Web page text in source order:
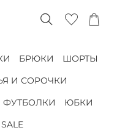
БРЮКИ
ШОРТЫ
И СОРОЧКИ
ЮБКИ
SALE